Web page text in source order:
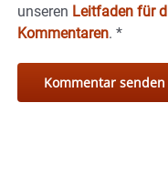
unseren Leitfaden für
Kommentaren. *